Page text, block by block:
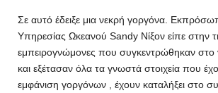
Σε αυτό έδειξε μια νεκρή γοργόνα.
Υπηρεσίας Ωκεανού Sandy Νίξον είπε στην
εμπειρογνώμονες που συγκεντρώθηκαν στο
και εξέτασαν όλα τα γνωστά στοιχεία που
εμφάνιση γοργόνων , έχουν καταλήξει στο